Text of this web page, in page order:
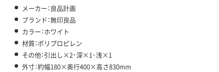
メーカー：良品計画
ブランド：無印良品
カラー：ホワイト
材質：ポリプロピレン
その他：引出し×2･深×1･浅×1
外寸：約幅180×奥行400×高さ830mm